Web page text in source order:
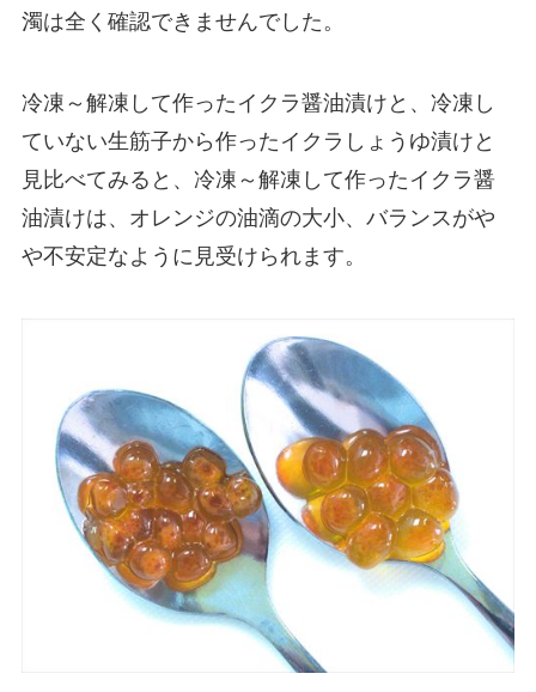
濁は全く確認できませんでした。
冷凍～解凍して作ったイクラ醤油漬けと、冷凍し
ていない生筋子から作ったイクラしょうゆ漬けと
見比べてみると、冷凍～解凍して作ったイクラ醤
油漬けは、オレンジの油滴の大小、バランスがや
や不安定なように見受けられます。